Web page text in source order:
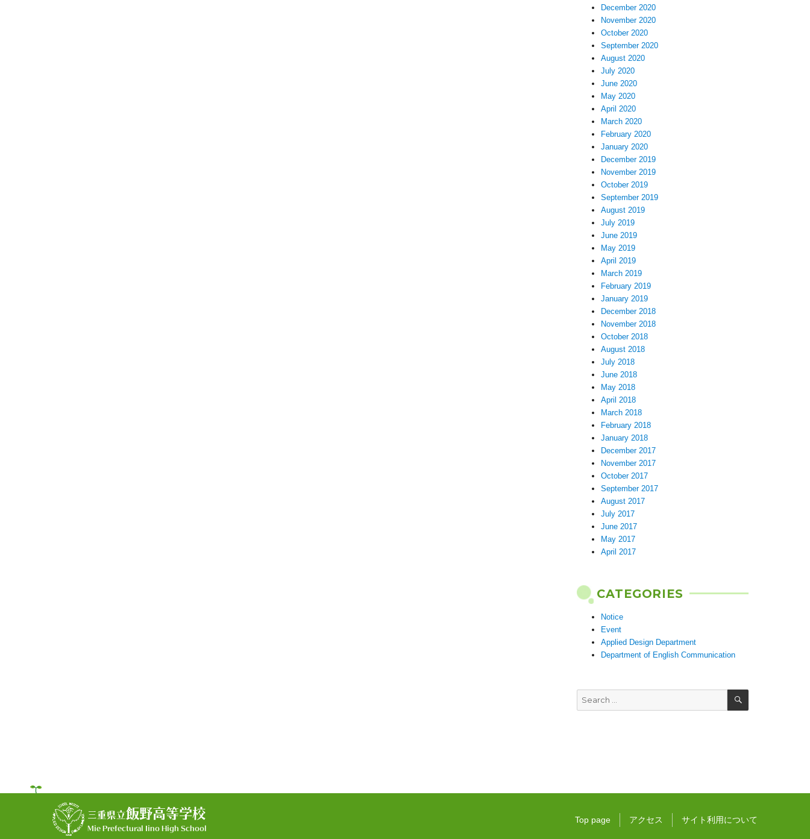
December 2020
November 2020
October 2020
September 2020
August 2020
July 2020
June 2020
May 2020
April 2020
March 2020
February 2020
January 2020
December 2019
November 2019
October 2019
September 2019
August 2019
July 2019
June 2019
May 2019
April 2019
March 2019
February 2019
January 2019
December 2018
November 2018
October 2018
August 2018
July 2018
June 2018
May 2018
April 2018
March 2018
February 2018
January 2018
December 2017
November 2017
October 2017
September 2017
August 2017
July 2017
June 2017
May 2017
April 2017
CATEGORIES
Notice
Event
Applied Design Department
Department of English Communication
Search
for:
SEARCH
三重県立飯野高等学校
Mie Prefectural Iino High School
Top page アクセス サイト利用について